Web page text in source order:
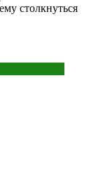
столкнуться